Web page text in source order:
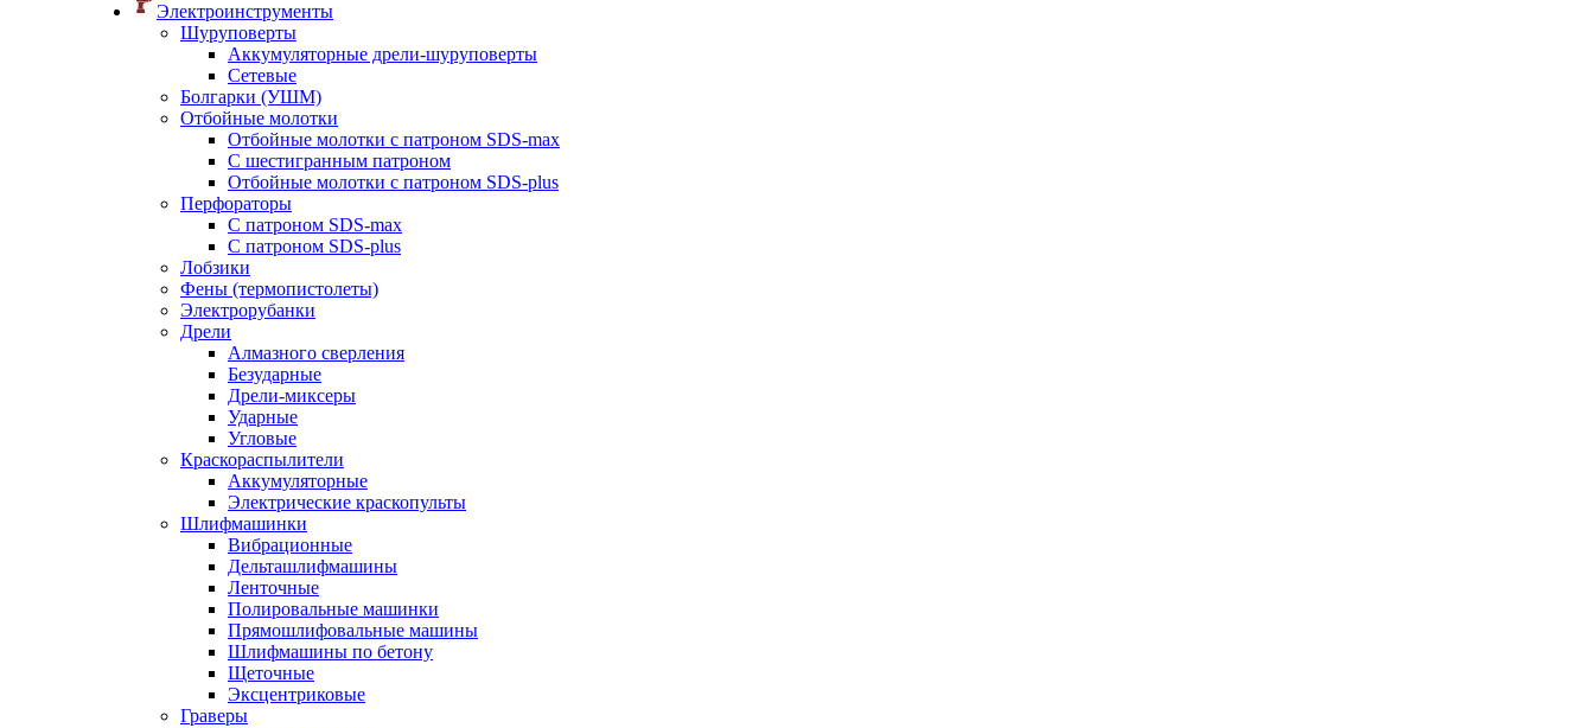
Электроинструменты
Шуруповерты
Аккумуляторные дрели-шуруповерты
Сетевые
Болгарки (УШМ)
Отбойные молотки
Отбойные молотки с патроном SDS-max
С шестигранным патроном
Отбойные молотки с патроном SDS-plus
Перфораторы
С патроном SDS-max
С патроном SDS-plus
Лобзики
Фены (термопистолеты)
Электрорубанки
Дрели
Алмазного сверления
Безударные
Дрели-миксеры
Ударные
Угловые
Краскораспылители
Аккумуляторные
Электрические краскопульты
Шлифмашинки
Вибрационные
Дельташлифмашины
Ленточные
Полировальные машинки
Прямошлифовальные машины
Шлифмашины по бетону
Щеточные
Эксцентриковые
Граверы